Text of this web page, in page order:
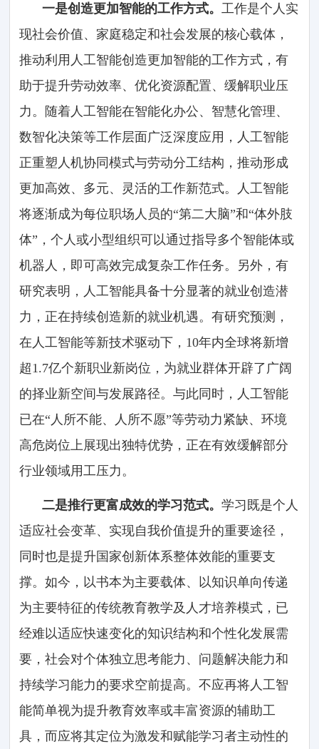
一是创造更加智能的工作方式。 工作是个人实
现社会价值、家庭稳定和社会发展的核心载体，
推动利用人工智能创造更加智能的工作方式，有
助于提升劳动效率、优化资源配置、缓解职业压
力。随着人工智能在智能化办公、智慧化管理、
数智化决策等工作层面广泛深度应用，人工智能
正重塑人机协同模式与劳动分工结构，推动形成
更加高效、多元、灵活的工作新范式。人工智能
将逐渐成为每位职场人员的“第二大脑”和“体外肢
体”，个人或小型组织可以通过指导多个智能体或
机器人，即可高效完成复杂工作任务。另外，有
研究表明，人工智能具备十分显著的就业创造潜
力，正在持续创造新的就业机遇。有研究预测，
在人工智能等新技术驱动下，10年内全球将新增
超1.7亿个新职业新岗位，为就业群体开辟了广阔
的择业新空间与发展路径。与此同时，人工智能
已在“人所不能、人所不愿”等劳动力紧缺、环境
高危岗位上展现出独特优势，正在有效缓解部分
行业领域用工压力。
二是推行更富成效的学习范式。学习既是个人
适应社会变革、实现自我价值提升的重要途径，
同时也是提升国家创新体系整体效能的重要支
撑。如今，以书本为主要载体、以知识单向传递
为主要特征的传统教育教学及人才培养模式，已
经难以适应快速变化的知识结构和个性化发展需
要，社会对个体独立思考能力、问题解决能力和
持续学习能力的要求空前提高。不应再将人工智
能简单视为提升教育效率或丰富资源的辅助工
具，而应将其定位为激发和赋能学习者主动性的